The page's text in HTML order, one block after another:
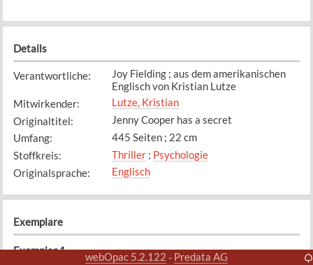
Details
Verantwortliche:
Joy Fielding ; aus dem amerikanischen
Englisch von Kristian Lutze
Mitwirkender:
Lutze, Kristian
Originaltitel:
Jenny Cooper has a secret
Umfang:
445 Seiten ; 22 cm
Stoffkreis: Thriller; Psychologie
Originalsprache: Englisch
Exemplare
Exemplar1 webOpac 5.2.122 - Predata AG